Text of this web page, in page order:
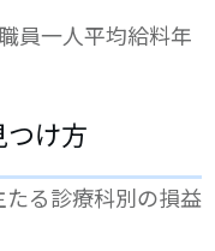
員一人平均給料年
け方
る診療科別の損益